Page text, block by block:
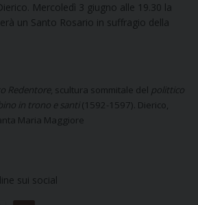
Mercoledì 3 giugno alle 19.30 la
un Santo Rosario in suffragio della
Redentore, scultura sommitale del polittico
in trono e santi(1592-1597). Dierico,
Maria Maggiore
sui social